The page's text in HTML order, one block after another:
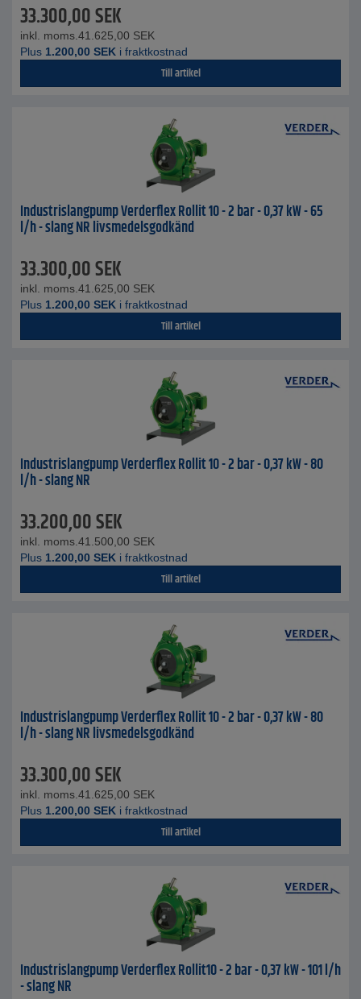
33.300,00SEK
inkl. moms. 41.625,00 SEK
Plus 1.200,00 SEK i fraktkostnad
Till artikel
Industrislangpump Verderflex Rollit 10 - 2 bar - 0,37 kW - 65
l/h - slang NR livsmedelsgodkänd
33.300,00SEK
inkl. moms. 41.625,00 SEK
Plus 1.200,00 SEK i fraktkostnad
Till artikel
Industrislangpump Verderflex Rollit 10 - 2 bar - 0,37 kW - 80
l/h - slang NR
33.200,00SEK
inkl. moms. 41.500,00 SEK
Plus 1.200,00 SEK i fraktkostnad
Till artikel
Industrislangpump Verderflex Rollit 10 - 2 bar - 0,37 kW - 80
l/h - slang NR livsmedelsgodkänd
33.300,00SEK
inkl. moms. 41.625,00 SEK
Plus 1.200,00 SEK i fraktkostnad
Till artikel
Industrislangpump Verderflex Rollit10 - 2 bar - 0,37 kW - 101 l/h
- slang NR